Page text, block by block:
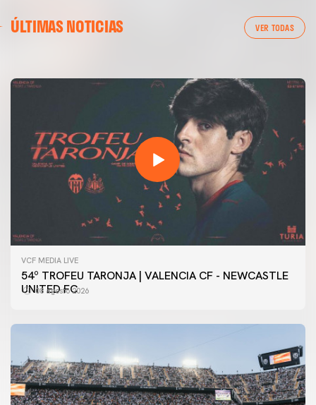
ÚLTIMAS NOTICIAS VER TODAS
54ª EDICIÓN TROFEU TARONJA
VCF MEDIA LIVE
54º TROFEU TARONJA | VALENCIA CF - NEWCASTLE
UNITED FC
08 agosto 2026